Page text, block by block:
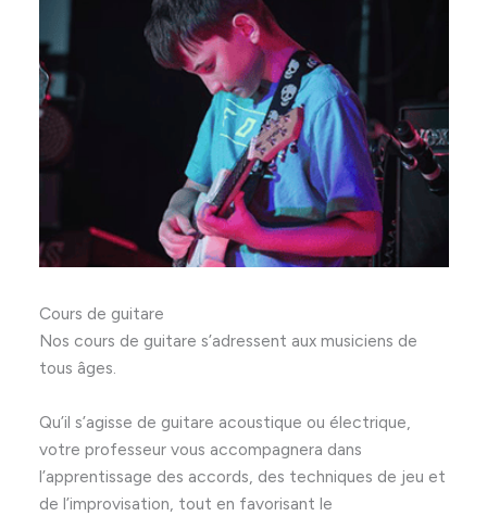
Cours de guitare
Nos cours de guitare s’adressent aux musiciens de
tous âges.
Qu’il s’agisse de guitare acoustique ou électrique,
votre professeur vous accompagnera dans
l’apprentissage des accords, des techniques de jeu et
de l’improvisation, tout en favorisant le